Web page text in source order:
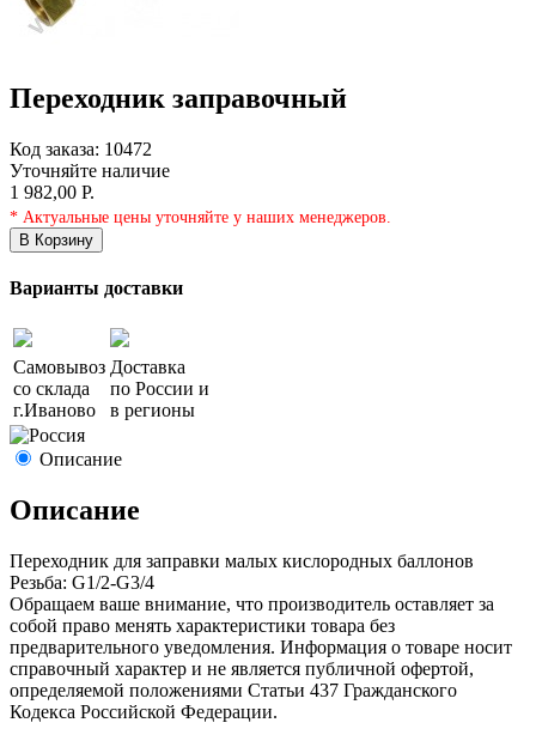
Переходник заправочный
Код заказа: 10472
Уточняйте наличие
1 982,00 Р.
* Актуальные цены уточняйте у наших менеджеров.
В Корзину
Варианты доставки
Самовывоз
со склада
г.Иваново
Доставка
по России и
в регионы
Описание
Описание
Переходник для заправки малых кислородных баллонов
Резьба: G1/2-G3/4
Обращаем ваше внимание, что производитель оставляет за
собой право менять характеристики товара без
предварительного уведомления. Информация о товаре носит
справочный характер и не является публичной офертой,
определяемой положениями Статьи 437 Гражданского
Кодекса Российской Федерации.